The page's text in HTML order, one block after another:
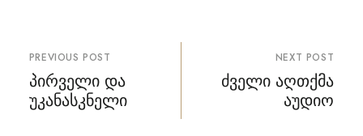
პოსტის
ნავიგაცია
PREVIOUS POST
პირველი და
უკანასკნელი
NEXT POST
ძველი აღთქმა
აუდიო